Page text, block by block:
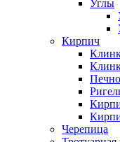
Углы
Кирпич
Черепица